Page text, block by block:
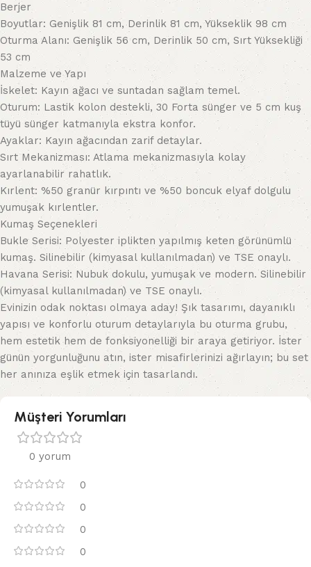
Berjer
Boyutlar: Genişlik 81 cm, Derinlik 81 cm, Yükseklik 98 cm
Oturma Alanı: Genişlik 56 cm, Derinlik 50 cm, Sırt Yüksekliği
53 cm
Malzeme ve Yapı
İskelet: Kayın ağacı ve suntadan sağlam temel.
Oturum: Lastik kolon destekli, 30 Forta sünger ve 5 cm kuş
tüyü sünger katmanıyla ekstra konfor.
Ayaklar: Kayın ağacından zarif detaylar.
Sırt Mekanizması: Atlama mekanizmasıyla kolay
ayarlanabilir rahatlık.
Kırlent: %50 granür kırpıntı ve %50 boncuk elyaf dolgulu
yumuşak kırlentler.
Kumaş Seçenekleri
Bukle Serisi: Polyester iplikten yapılmış keten görünümlü
kumaş. Silinebilir (kimyasal kullanılmadan) ve TSE onaylı.
Havana Serisi: Nubuk dokulu, yumuşak ve modern. Silinebilir
(kimyasal kullanılmadan) ve TSE onaylı.
Evinizin odak noktası olmaya aday! Şık tasarımı, dayanıklı
yapısı ve konforlu oturum detaylarıyla bu oturma grubu,
hem estetik hem de fonksiyonelliği bir araya getiriyor. İster
günün yorgunluğunu atın, ister misafirlerinizi ağırlayın; bu set
her anınıza eşlik etmek için tasarlandı.
Müşteri Yorumları
0 yorum
0
0
0
0